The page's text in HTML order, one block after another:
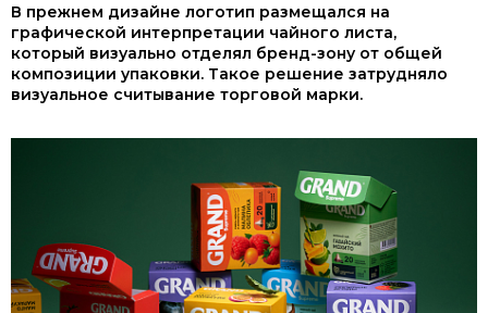
В прежнем дизайне логотип размещался на
графической интерпретации чайного листа,
который визуально отделял бренд-зону от общей
композиции упаковки. Такое решение затрудняло
визуальное считывание торговой марки.